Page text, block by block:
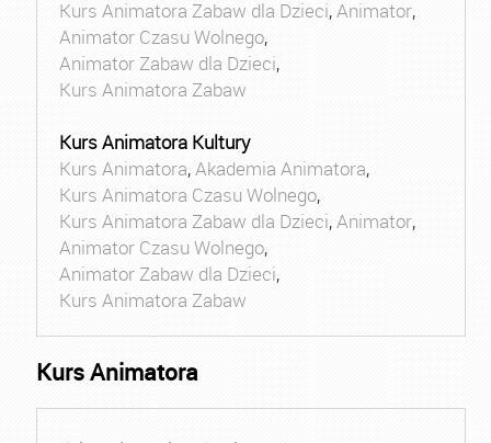
Kurs Animatora Zabaw dla Dzieci,Animator,
Animator Czasu Wolnego,
Animator Zabaw dla Dzieci,
Kurs Animatora Zabaw
Kurs Animatora Kultury
Kurs Animatora,Akademia Animatora,
Kurs Animatora Czasu Wolnego,
Kurs Animatora Zabaw dla Dzieci,Animator,
Animator Czasu Wolnego,
Animator Zabaw dla Dzieci,
Kurs Animatora Zabaw
Kurs Animatora